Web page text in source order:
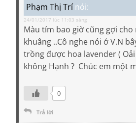
Phạm Thị Trí nói:
24/01/2017 lúc 11:03 sáng
Màu tím bao giờ cũng gợi
khuâng ..Cô nghe nói ở V.N
trồng được hoa lavender (
không Hạnh ? Chúc em một
0
Trả lời